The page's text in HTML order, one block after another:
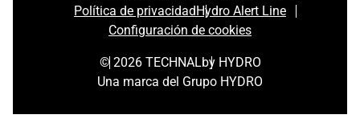
Política de privacidadHydro Alert Line
Configuración de cookies
© 2026 TECHNALby HYDRO
Una marca del Grupo HYDRO